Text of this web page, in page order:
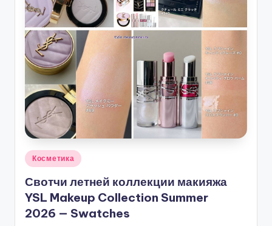
Опубликовано
Косметика
Свотчи летней коллекции макияжа
YSL Makeup Collection Summer
2026 — Swatches